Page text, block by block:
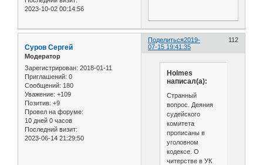
2023-10-02 00:14:56
Поделиться 112
2019-
07-15 19:41:35
Cуров Сергей
Модератор
Зарегистрирован: 2018-01-11
Приглашений: 0
Сообщений: 180
Уважение: +109
Позитив: +9
Провел на форуме:
10 дней 0 часов
Последний визит:
2023-06-14 21:29:50
Holmes
написал(а):
Странный
вопрос. Деяния
судейского
комитета
прописаны в
уголовном
кодексе. О
читерстве в УК